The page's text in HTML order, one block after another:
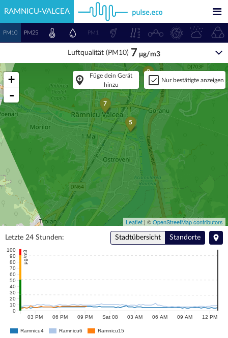
RAMNICU-VALCEA
5
9
7
+
-
Füge dein Gerät
hinzu
Nur bestätigte anzeigen
Leaflet | ©OpenStreetMap contributors
PM10 PM25 PM1
Luftqualität (PM10) 7 μg/m3
Letzte 24 Stunden: Stadtübersicht Standorte
03 PM 06 PM 09 PM Sat 08 03 AM 06 AM 09 AM 12 PM
0
10
20
30
40
50
60
70
80
90
100 μg/m3
Ramnicu4 Ramnicu6 Ramnicu15